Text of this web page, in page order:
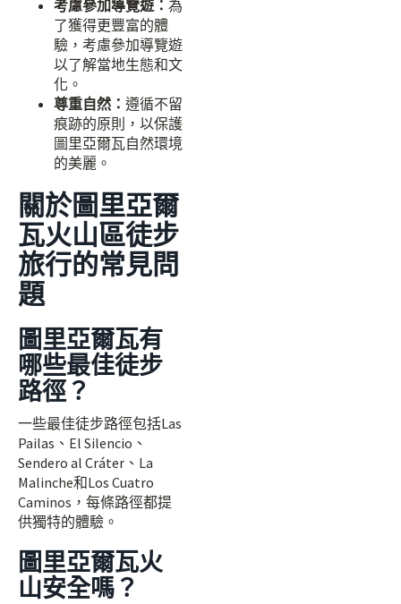
考慮參加導覽遊： 為
了獲得更豐富的體
驗，考慮參加導覽遊
以了解當地生態和文
化。
尊重自然： 遵循不留
痕跡的原則，以保護
圖里亞爾瓦自然環境
的美麗。
關於圖里亞爾
瓦火山區徒步
旅行的常見問
題
圖里亞爾瓦有
哪些最佳徒步
路徑？
一些最佳徒步路徑包括Las
Pailas、El Silencio、
Sendero al Cráter、La
Malinche和Los Cuatro
Caminos，每條路徑都提
供獨特的體驗。
圖里亞爾瓦火
山安全嗎？